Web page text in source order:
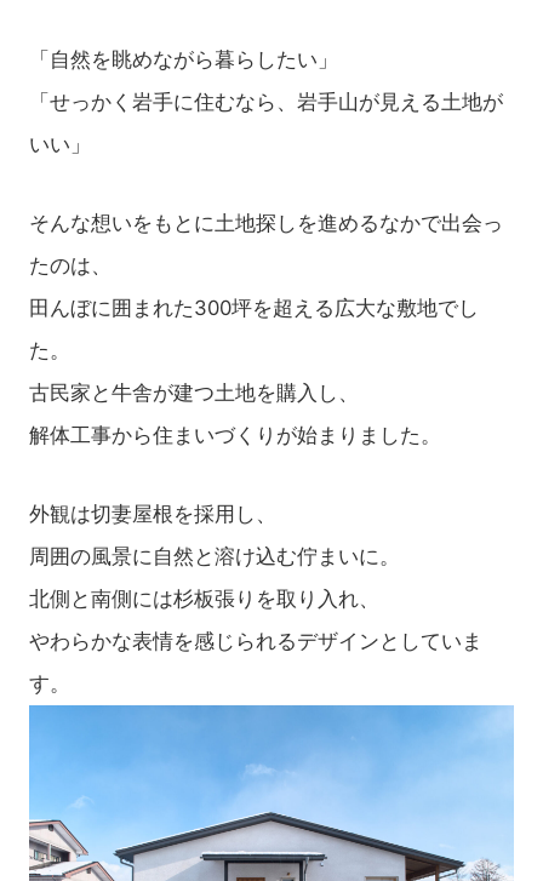
「自然を眺めながら暮らしたい」
「せっかく岩手に住むなら、岩手山が見える土地が
いい」
そんな想いをもとに土地探しを進めるなかで出会っ
たのは、
田んぼに囲まれた300坪を超える広大な敷地でし
た。
古民家と牛舎が建つ土地を購入し、
解体工事から住まいづくりが始まりました。
外観は切妻屋根を採用し、
周囲の風景に自然と溶け込む佇まいに。
北側と南側には杉板張りを取り入れ、
やわらかな表情を感じられるデザインとしていま
す。